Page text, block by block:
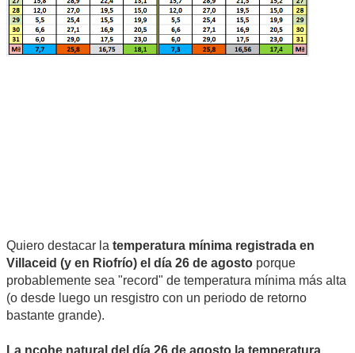
Quiero destacar la temperatura mínima registrada en
Villaceid (y en Riofrío) el día 26 de agosto porque
probablemente sea "record" de temperatura mínima más alta
(o desde luego un resgistro con un periodo de retorno
bastante grande).
La ncohe natural del día 26 de agosto la temperatura